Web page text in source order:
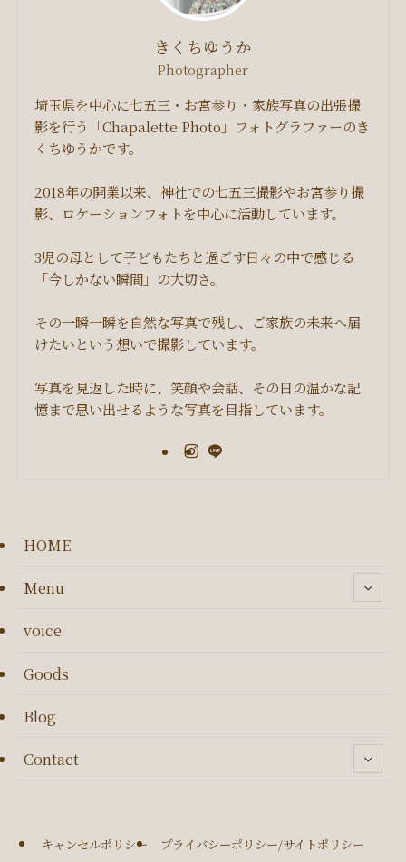
きくちゆうか
Photographer
埼玉県を中心に七五三・お宮参り・家族写真の出張撮
影を行う「Chapalette Photo」フォトグラファーのき
くちゆうかです。
2018年の開業以来、神社での七五三撮影やお宮参り撮
影、ロケーションフォトを中心に活動しています。
3児の母として子どもたちと過ごす日々の中で感じる
「今しかない瞬間」の大切さ。
その一瞬一瞬を自然な写真で残し、ご家族の未来へ届
けたいという想いで撮影しています。
写真を見返した時に、笑顔や会話、その日の温かな記
憶まで思い出せるような写真を目指しています。
HOME
Menu
voice
Goods
Blog
Contact
キャンセルポリシー
プライバシーポリシー/サイトポリシー